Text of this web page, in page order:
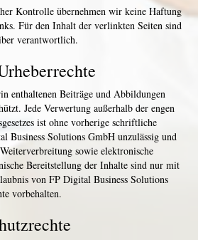
Kontrolle übernehmen wir keine Haftung
Für den Inhalt der verlinkten Seiten sind
verantwortlich.
enthaltenen Beiträge und Abbildungen
Jede Verwertung außerhalb der engen
ist ohne vorherige schriftliche
Business Solutions GmbH unzulässig und
sowie elektronische
Bereitstellung der Inhalte sind nur mit
von FP Digital Business Solutions
vorbehalten.